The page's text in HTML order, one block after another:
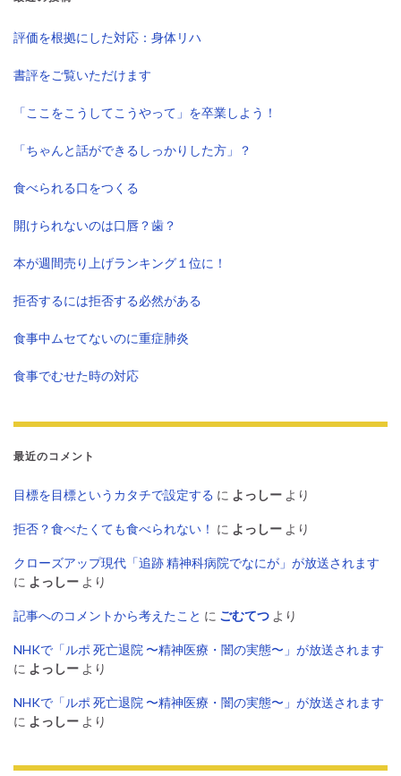
評価を根拠にした対応：身体リハ
書評をご覧いただけます
「ここをこうしてこうやって」を卒業しよう！
「ちゃんと話ができるしっかりした方」？
食べられる口をつくる
開けられないのは口唇？歯？
本が週間売り上げランキング１位に！
拒否するには拒否する必然がある
食事中ムセてないのに重症肺炎
食事でむせた時の対応
最近のコメント
目標を目標というカタチで設定する に よっしー より
拒否？食べたくても食べられない！ に よっしー より
クローズアップ現代「追跡 精神科病院でなにが」が放送されます
に よっしー より
記事へのコメントから考えたこと に ごむてつ より
NHKで「ルポ 死亡退院 〜精神医療・闇の実態〜」が放送されます
に よっしー より
NHKで「ルポ 死亡退院 〜精神医療・闇の実態〜」が放送されます
に よっしー より